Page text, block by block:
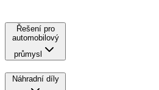
Řešení pro
automobilový
průmysl
Náhradní díly